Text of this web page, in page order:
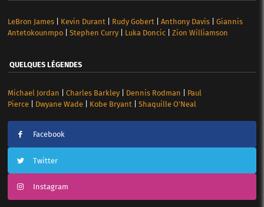
LeBron James| Kevin Durant Rudy Gobert Anthony Davis| Giannis
Antetokounmpo| Stephen Curry| Luka Doncic| Zion Williamson
QUELQUES LÉGENDES
Michael Jordan Charles Barkley| Dennis Rodman
Paul
Pierce| Dwyane Wade| Kobe Bryant| Shaquille O’Neal
Facebook
Twitter
Instagram